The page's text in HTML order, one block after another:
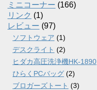
ミニコーナー (166)
リンク (1)
レビュー (97)
ソフトウェア (1)
デスクライト (2)
ヒダカ高圧洗浄機HK-1890
ひらくPCバッグ (2)
ブロガーズトート (3)